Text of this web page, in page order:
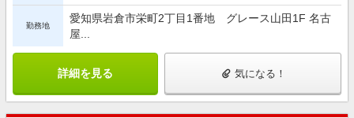
勤務地
愛知県岩倉市栄町2丁目1番地 グレース山田1F 名古
屋...
詳細を見る 気になる！